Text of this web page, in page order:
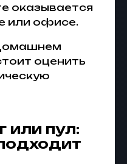
оказывается
или офисе.
оценить
или пул: